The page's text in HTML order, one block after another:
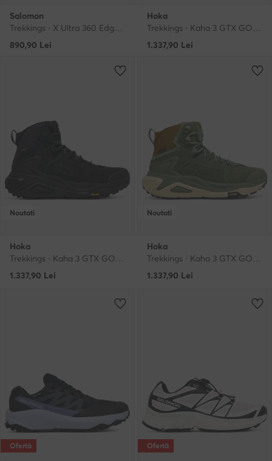
Salomon
Trekkings · X Ultra 360 Edge Mid Gore-Tex L45472900 · Bej
890,90 Lei
Hoka
Trekkings · Kaha 3 GTX GORE-TEX 1162531 · Albastru
1.337,90 Lei
Noutati
Hoka
Trekkings · Kaha 3 GTX GORE-TEX 1162531 · Negru
1.337,90 Lei
Noutati
Hoka
Trekkings · Kaha 3 GTX GORE-TEX 1162530 · Verde
1.337,90 Lei
Ofertă Ofertă